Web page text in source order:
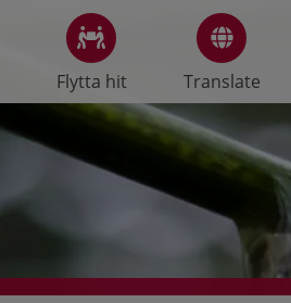
Flytta hit Translate